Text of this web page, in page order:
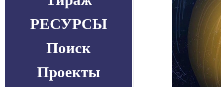
РЕСУРСЫ
Поиск
Проекты